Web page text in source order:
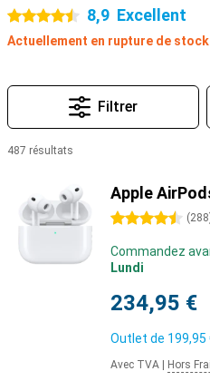
4.5 étoiles 8,9 Excellent
Actuellement en rupture de stock
Filtrer
487 résultats
Apple
4.5 étoiles (288
Commandez
Lundi
234,95 €
Outlet de 199,95
Avec TVA Hors